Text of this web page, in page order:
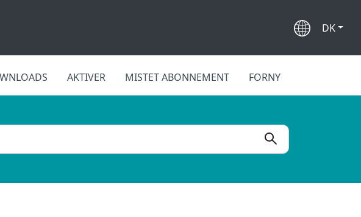
DK
AKTIVER MISTET ABONNEMENT FORNY